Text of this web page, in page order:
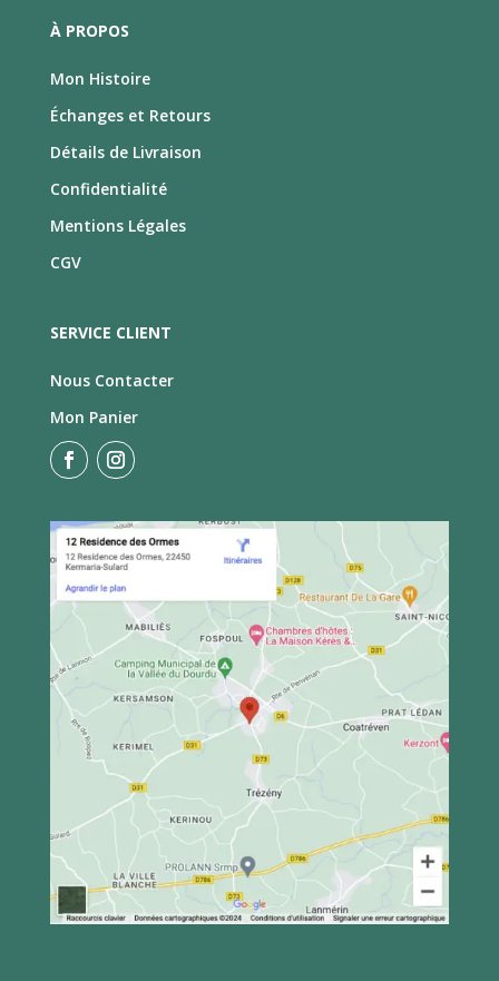
À PROPOS
Mon Histoire
Échanges et Retours
Détails de Livraison
Confidentialité
Mentions Légales
CGV
SERVICE CLIENT
Nous Contacter
Mon Panier